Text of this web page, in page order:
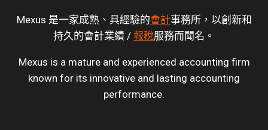
Mexus 是一家成熟、具經驗的會計事務所，以創新和
持久的會計業績 / 報稅服務而聞名。
Mexus is a mature and experienced accounting firm
known for its innovative and lasting accounting
performance.